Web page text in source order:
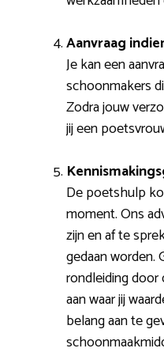
Aanvraag
Je kan een
schoonmakers
Zodra jouw
jij een
De poetshulp
moment. Ons
zijn en af te
gedaan worden.
rondleiding
aan waar jij
belang aan te